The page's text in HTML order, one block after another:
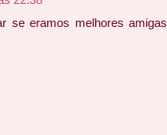
se eramos melhores amigas